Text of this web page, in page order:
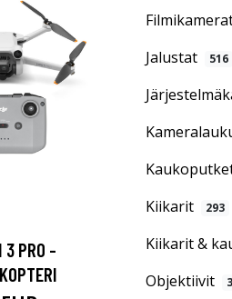
Jalustat 516
Kiikarit 293
Kiikarit &
Objektiivit
3 PRO -